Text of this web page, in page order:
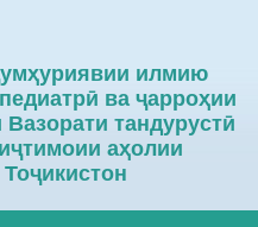
илмию
ва ҷарроҳии
Вазорати тандурустӣ
аҳолии